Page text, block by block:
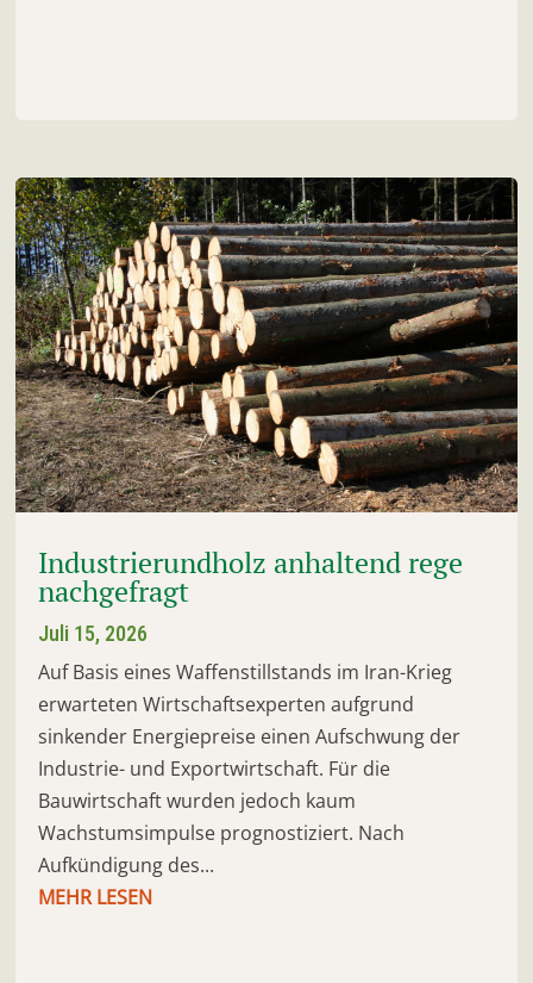
Industrierundholz anhaltend rege
nachgefragt
Juli 15, 2026
Auf Basis eines Waffenstillstands im Iran-Krieg
erwarteten Wirtschaftsexperten aufgrund
sinkender Energiepreise einen Aufschwung der
Industrie- und Exportwirtschaft. Für die
Bauwirtschaft wurden jedoch kaum
Wachstumsimpulse prognostiziert. Nach
Aufkündigung des...
MEHR LESEN